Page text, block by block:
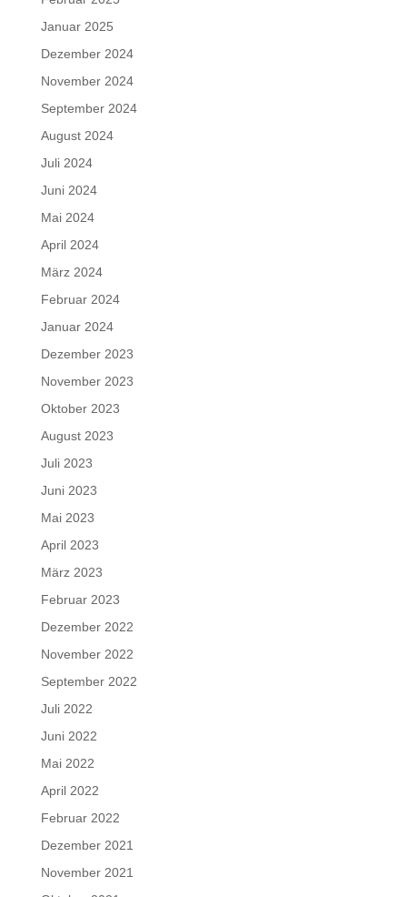
Januar 2025
Dezember 2024
November 2024
September 2024
August 2024
Juli 2024
Juni 2024
Mai 2024
April 2024
März 2024
Februar 2024
Januar 2024
Dezember 2023
November 2023
Oktober 2023
August 2023
Juli 2023
Juni 2023
Mai 2023
April 2023
März 2023
Februar 2023
Dezember 2022
November 2022
September 2022
Juli 2022
Juni 2022
Mai 2022
April 2022
Februar 2022
Dezember 2021
November 2021